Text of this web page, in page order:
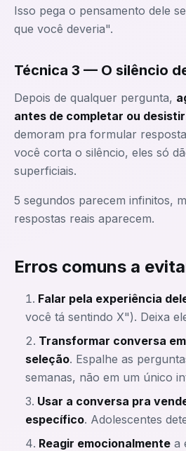
Isso pega o pensamento dele
que você deveria".
Técnica 3 — O silêncio
Depois de qualquer pergunta,
antes de completar ou desistir
demoram pra formular
você corta o silêncio, eles só
superficiais.
5 segundos parecem infinitos,
respostas reais aparecem.
Erros comuns a
Falar pela experiência
você tá sentindo X"). Deixa
Transformar conversa
seleção. Espalhe as
semanas, não em um único
Usar a conversa pra
específico. Adolescentes
Reagir emocionalmente a